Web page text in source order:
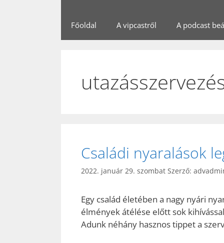
Főoldal A vipcastről A podcast
Családi nyaralások
2022. január 29. szombat Szerző:
Egy család életében a nagy nyári
élmények átélése előtt sok
Adunk néhány hasznos tippet a